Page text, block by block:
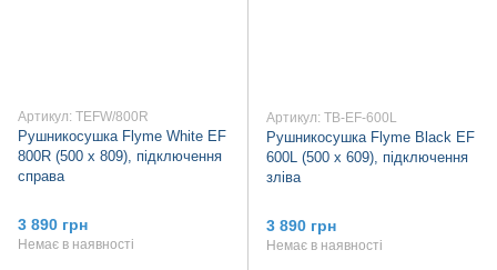
Артикул: TEFW/800R
Рушникосушка Flyme White EF
800R (500 х 809), підключення
справа
3 890 грн
Немає в наявності
Артикул: TB-EF-600L
Рушникосушка Flyme Black EF
600L (500 х 609), підключення
зліва
3 890 грн
Немає в наявності